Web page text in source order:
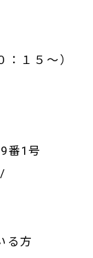
１５～）
番1号
る方